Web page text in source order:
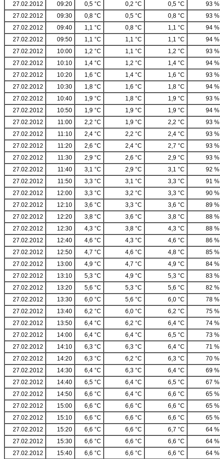
27.02.2012
09:20 0,5 °C 0,2 °C 0,5 °C
93 %
27.02.2012
09:30 0,8 °C 0,5 °C 0,8 °C
93 %
27.02.2012
09:40 1,1 °C 0,8 °C 1,1 °C
94 %
27.02.2012
09:50 1,1 °C 1,1 °C 1,1 °C
94 %
27.02.2012
10:00 1,2 °C 1,1 °C 1,2 °C
93 %
27.02.2012
10:10 1,4 °C 1,2 °C 1,4 °C
94 %
27.02.2012
10:20 1,6 °C 1,4 °C 1,6 °C
93 %
27.02.2012
10:30 1,8 °C 1,6 °C 1,8 °C
94 %
27.02.2012
10:40 1,9 °C 1,8 °C 1,9 °C
93 %
27.02.2012
10:50 1,9 °C 1,9 °C 1,9 °C
94 %
27.02.2012
11:00 2,2 °C 1,9 °C 2,2 °C
93 %
27.02.2012
11:10 2,4 °C 2,2 °C 2,4 °C
93 %
27.02.2012
11:20 2,6 °C 2,4 °C 2,7 °C
93 %
27.02.2012
11:30 2,9 °C 2,6 °C 2,9 °C
93 %
27.02.2012
11:40 3,1 °C 2,9 °C 3,1 °C
92 %
27.02.2012
11:50 3,3 °C 3,1 °C 3,3 °C
91 %
27.02.2012
12:00 3,3 °C 3,2 °C 3,3 °C
90 %
27.02.2012
12:10 3,6 °C 3,3 °C 3,6 °C
89 %
27.02.2012
12:20 3,8 °C 3,6 °C 3,8 °C
88 %
27.02.2012
12:30 4,3 °C 3,8 °C 4,3 °C
88 %
27.02.2012
12:40 4,6 °C 4,3 °C 4,6 °C
86 %
27.02.2012
12:50 4,7 °C 4,6 °C 4,8 °C
85 %
27.02.2012
13:00 4,9 °C 4,7 °C 4,9 °C
84 %
27.02.2012
13:10 5,3 °C 4,9 °C 5,3 °C
83 %
27.02.2012
13:20 5,6 °C 5,3 °C 5,6 °C
82 %
27.02.2012
13:30 6,0 °C 5,6 °C 6,0 °C
78 %
27.02.2012
13:40 6,2 °C 6,0 °C 6,2 °C
75 %
27.02.2012
13:50 6,4 °C 6,2 °C 6,4 °C
74 %
27.02.2012
14:00 6,4 °C 6,4 °C 6,5 °C
73 %
27.02.2012
14:10 6,3 °C 6,3 °C 6,4 °C
71 %
27.02.2012
14:20 6,3 °C 6,2 °C 6,3 °C
70 %
27.02.2012
14:30 6,4 °C 6,3 °C 6,4 °C
69 %
27.02.2012
14:40 6,5 °C 6,4 °C 6,5 °C
67 %
27.02.2012
14:50 6,6 °C 6,4 °C 6,6 °C
65 %
27.02.2012
15:00 6,6 °C 6,6 °C 6,6 °C
65 %
27.02.2012
15:10 6,6 °C 6,6 °C 6,6 °C
65 %
27.02.2012
15:20 6,6 °C 6,6 °C 6,7 °C
64 %
27.02.2012
15:30 6,6 °C 6,6 °C 6,6 °C
64 %
27.02.2012
15:40 6,6 °C 6,6 °C 6,6 °C
64 %